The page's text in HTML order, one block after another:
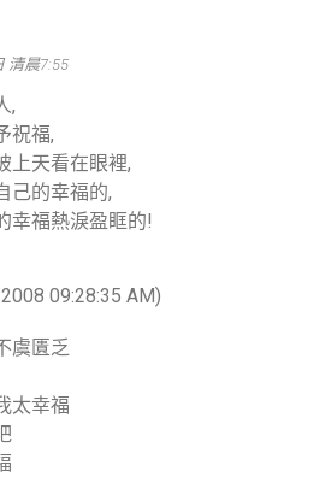
清晨7:55
,
祝福,
上天看在眼裡,
己的幸福的,
幸福熱淚盈眶的!
09:28:35 AM)
虞匱乏
太幸福